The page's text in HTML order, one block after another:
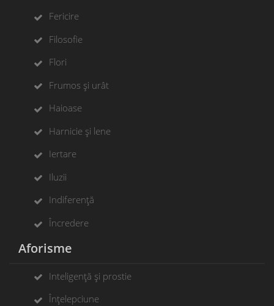
Fericire
Filosofie
Flori
Frumos și urât
Haioase
Harnicie și lene
Iertare
Iluzii
Indiferență
Încredere
Aforisme
Inteligență și prostie
Înțelepciune